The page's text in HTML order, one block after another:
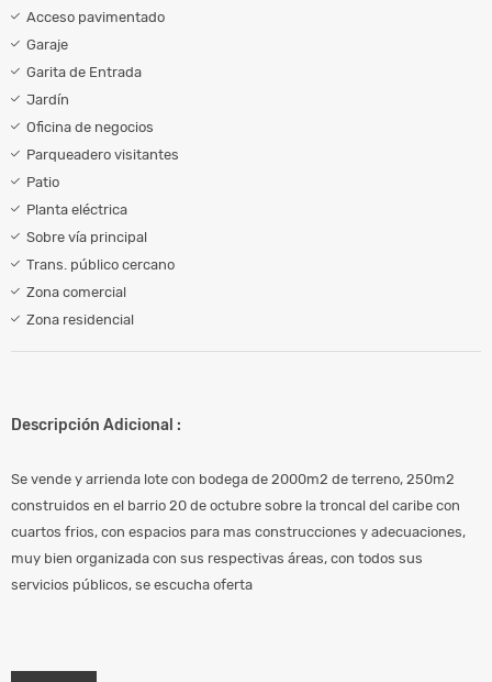
Acceso pavimentado
Garaje
Garita de Entrada
Jardín
Oficina de negocios
Parqueadero visitantes
Patio
Planta eléctrica
Sobre vía principal
Trans. público cercano
Zona comercial
Zona residencial
Descripción Adicional :
Se vende y arrienda lote con bodega de 2000m2 de terreno, 250m2
construidos en el barrio 20 de octubre sobre la troncal del caribe con
cuartos frios, con espacios para mas construcciones y adecuaciones,
muy bien organizada con sus respectivas áreas, con todos sus
servicios públicos, se escucha oferta